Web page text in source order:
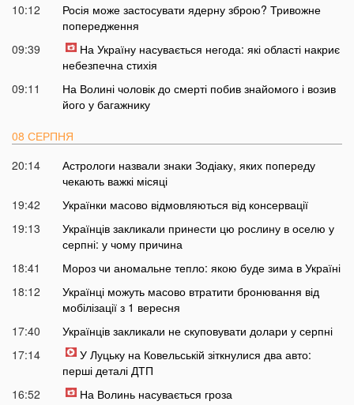
10:12
Росія може застосувати ядерну зброю? Тривожне
попередження
09:39
На Україну насувається негода: які області накриє
небезпечна стихія
09:11
На Волині чоловік до смерті побив знайомого і возив
його у багажнику
08 СЕРПНЯ
20:14
Астрологи назвали знаки Зодіаку, яких попереду
чекають важкі місяці
19:42
Українки масово відмовляються від консервації
19:13
Українців закликали принести цю рослину в оселю у
серпні: у чому причина
18:41
Мороз чи аномальне тепло: якою буде зима в Україні
18:12
Українці можуть масово втратити бронювання від
мобілізації з 1 вересня
17:40
Українців закликали не скуповувати долари у серпні
17:14
У Луцьку на Ковельській зіткнулися два авто:
перші деталі ДТП
16:52
На Волинь насувається гроза